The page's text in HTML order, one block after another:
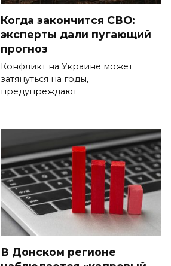
Когда закончится СВО:
эксперты дали пугающий
прогноз
Конфликт на Украине может
затянуться на годы,
предупреждают
В Донском регионе